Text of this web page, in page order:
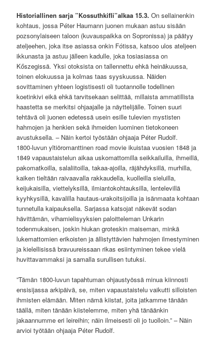
Historiallinen sarja ”Kossuthkifli”alkaa 15.3. On sellainenkin
kohtaus, jossa Péter Haumann juonen mukaan astuu sisään
pozsonylaiseen taloon (kuvauspaikka on Sopronissa) ja päätyy
ateljeehen, joka itse asiassa onkin Fótissa, katsoo ulos ateljeen
ikkunasta ja astuu jälleen kadulle, joka tosiasiassa on
Kőszegissä. Yksi otoksista on tallennettu ehkä heinäkuussa,
toinen elokuussa ja kolmas taas syyskuussa. Näiden
sovittaminen yhteen logistisesti oli tuotannolle todellinen
koetinkivi eikä ehkä tarvitsekaan selittää, millaista ammatillista
haastetta se merkitsi ohjaajalle ja näyttelijälle. Toinen suuri
tehtävä oli juonen edetessä usein esille tulevien mystisten
hahmojen ja henkien sekä ihmeiden luominen tietokoneen
avustuksella. – Näin kertoi työstään ohjaaja Péter Rudolf.
1800-luvun yltiöromanttinen road movie ikuistaa vuosien 1848 ja
1849 vapaustaistelun aikaa uskomattomilla seikkailuilla, ihmeillä,
pakomatkoilla, salaliitoilla, takaa-ajoilla, räjähdyksillä, murhilla,
kaiken tieltään raivaavalla rakkaudella, kuolleilla sieluilla,
keijukaisilla, viettelyksillä, ilmiantokohtauksilla, lentelevillä
kyyhkysillä, kavalilla hautaus-urakoitsijoilla ja isänmaata kohtaan
tunnetulla kaipauksella. Sarjassa katsojat näkevät sodan
hävittämän, vihamielisyyksien paloitteleman Unkarin
todenmukaisen, joskin hiukan groteskin maiseman, minkä
lukemattomien erikoisten ja ällistyttävien hahmojen ilmestyminen
ja kielellisissä bravuureissaan rikas esiintyminen tekee vielä
huvittavammaksi ja samalla surullisen tutuksi.
”Tämän 1800-luvun tapahtuman ohjaustyössä minua kiinnosti
ensisijassa arkipäivä, se, miten vapaustaistelu vaikutti silloisten
ihmisten elämään. Miten nämä kiistat, joita jatkamme tänään
täällä, miten tänään kiistelemme, miten yhä tänäänkin
jakaannumme eri leireihin; näin ilmeisesti oli jo tuolloin.” – Näin
arvioi työtään ohjaaja Péter Rudolf.